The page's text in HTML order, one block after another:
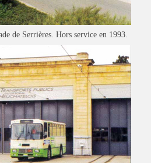
de Serrières. Hors service en 1993.